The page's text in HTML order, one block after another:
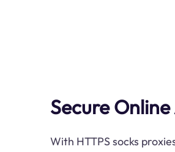
Secure
With HTTPS socks